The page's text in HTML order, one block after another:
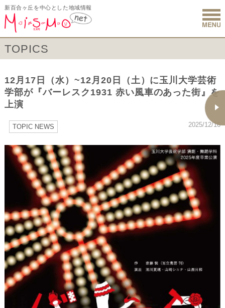
新百合ヶ丘を中心とした地域情報
新百合ヶ
TOPICS
12月17日（水）~12月20日（土）に⽟川⼤学芸術
学部が『バーレスク1931 赤い風車のあった街』を
上演
2025/12/16
TOPIC NEWS